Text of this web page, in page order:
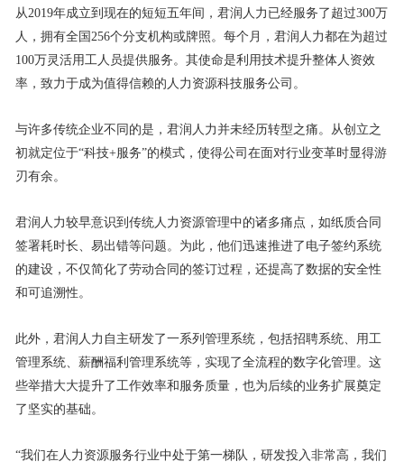
从2019年成立到现在的短短五年间，君润人力已经服务了超过300万
人，拥有全国256个分支机构或牌照。每个月，君润人力都在为超过
100万灵活用工人员提供服务。其使命是利用技术提升整体人资效
率，致力于成为值得信赖的人力资源科技服务公司。
与许多传统企业不同的是，君润人力并未经历转型之痛。从创立之
初就定位于“科技+服务”的模式，使得公司在面对行业变革时显得游
刃有余。
君润人力较早意识到传统人力资源管理中的诸多痛点，如纸质合同
签署耗时长、易出错等问题。为此，他们迅速推进了电子签约系统
的建设，不仅简化了劳动合同的签订过程，还提高了数据的安全性
和可追溯性。
此外，君润人力自主研发了一系列管理系统，包括招聘系统、用工
管理系统、薪酬福利管理系统等，实现了全流程的数字化管理。这
些举措大大提升了工作效率和服务质量，也为后续的业务扩展奠定
了坚实的基础。
“我们在人力资源服务行业中处于第一梯队，研发投入非常高，我们